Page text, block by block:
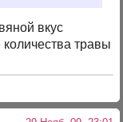
вкус
травы